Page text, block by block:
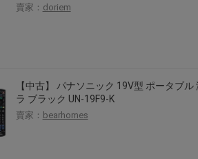
到1次，逾期不得補簽。
統會即時發放「$10 Letao Dollar」至會員帳
「$40 Letao Dollar」。
發放後第30日之晚上23:59。
Auction」、「日本商城代購」 「
買商品為「門票、優惠券、住宿券、禮券、
之訂單。
賣家： doriem
【中古】 パナソニック 19V型 ポータブ
ラ ブラック UN-19F9-K
賣家： bearhomes